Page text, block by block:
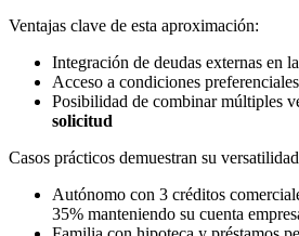
Ventajas clave de esta aproximación:
Integración de deudas externas en
Acceso a condiciones
Posibilidad de combinar múltiples
solicitud
Casos prácticos demuestran su
Autónomo con 3 créditos
35% manteniendo su cuenta